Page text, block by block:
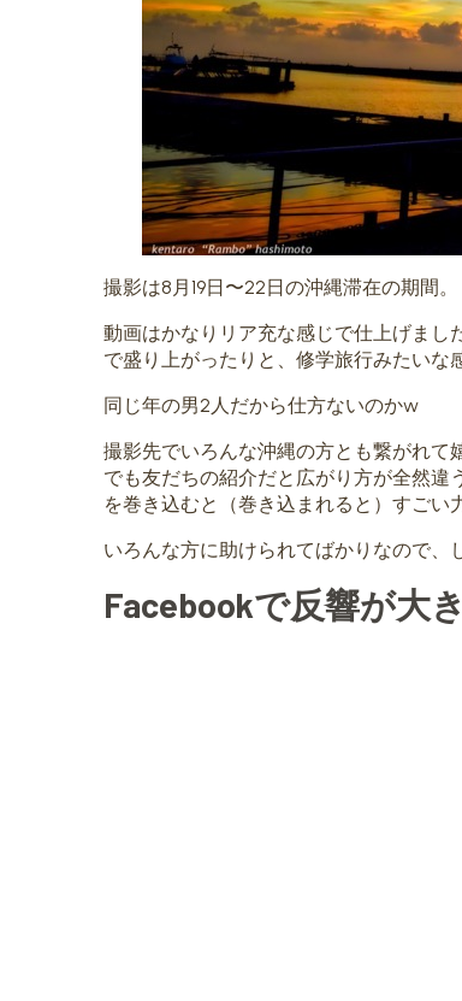
撮影は8月19日〜22日の沖縄滞在の期間。
動画はかなりリア充な感じで仕上げまし
で盛り上がったりと、修学旅行みたいな
同じ年の男2人だから仕方ないのかw
撮影先でいろんな沖縄の方とも繋がれて
でも友だちの紹介だと広がり方が全然違
を巻き込むと（巻き込まれると）すごい
いろんな方に助けられてばかりなので、
Facebookで反響が大